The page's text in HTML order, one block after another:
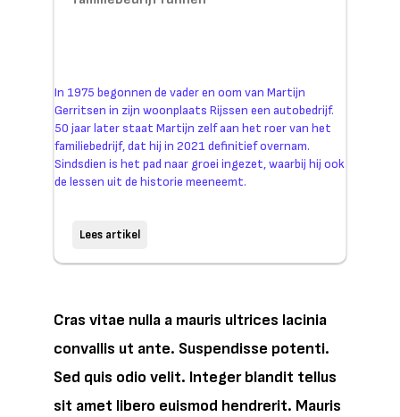
In 1975 begonnen de vader en oom van Martijn
Gerritsen in zijn woonplaats Rijssen een autobedrijf.
50 jaar later staat Martijn zelf aan het roer van het
familiebedrijf, dat hij in 2021 definitief overnam.
Sindsdien is het pad naar groei ingezet, waarbij hij ook
de lessen uit de historie meeneemt.
Lees artikel
Cras vitae nulla a mauris ultrices lacinia
convallis ut ante. Suspendisse potenti.
Sed quis odio velit. Integer blandit tellus
sit amet libero euismod hendrerit. Mauris